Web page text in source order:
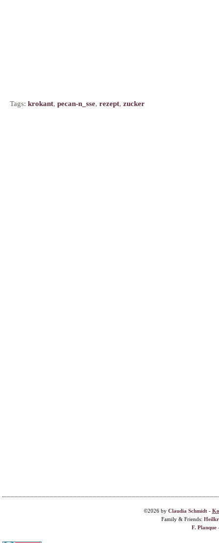
Tags: krokant, pecan-n_sse, rezept, zucker
©2026 by Claudia Schmidt-
Family & Friends:
F. Planque